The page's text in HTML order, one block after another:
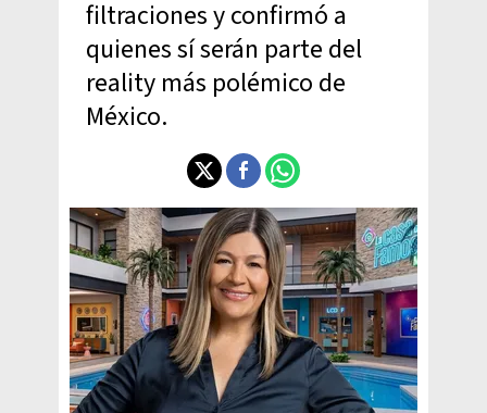
filtraciones y confirmó a
quienes sí serán parte del
reality más polémico de
México.